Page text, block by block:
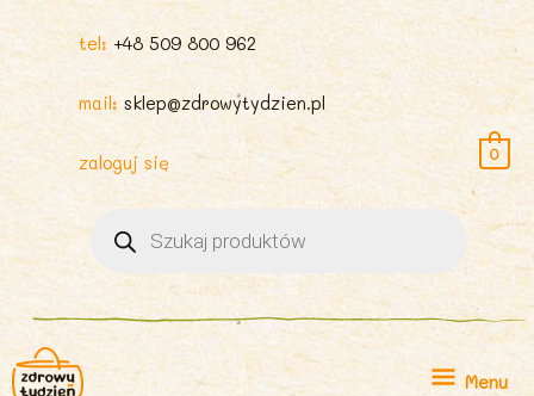
tel: +48 509 800 962
mail: sklep@zdrowytydzien.pl
zaloguj się
produktów
0
Menu
Menu